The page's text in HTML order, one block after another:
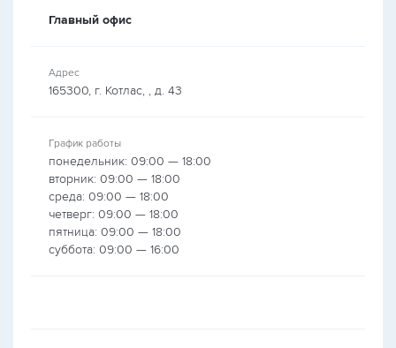
Главный офис
Адрес
165300, г. Котлас, , д. 43
График работы
понедельник: 09:00 — 18:00
вторник: 09:00 — 18:00
среда: 09:00 — 18:00
четверг: 09:00 — 18:00
пятница: 09:00 — 18:00
суббота: 09:00 — 16:00